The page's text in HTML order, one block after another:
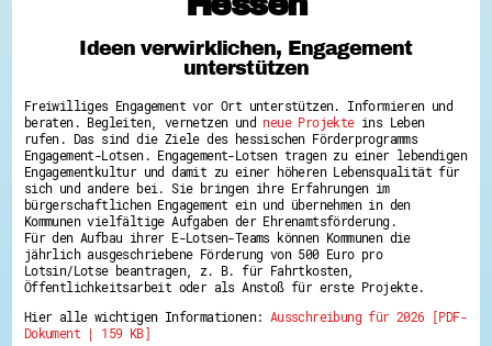
Hessen hilft Ukraine
Zeig uns dein Ehrenamt
Wettbewerb | Trikotwettbewerb
Wettbewerb | 80 Jahre Hessen - Engagement
mit Herz
8 Vereine x 80 Jahre x 1.000 €
Ausgezeichnete Projekte
Menschen des Respekts
SHARE IT: Teile deine Infos!
Gestalte dein Ehrenamt
Ehrenamts-Card Hessen
Engagement-Lotsen
Crowdfunding - Viele schaffen mehr
Ehrentag
Ideen verwirklichen, Engagement
unterstützen
Freiwilliges Engagement vor Ort unterstützen. Informieren und
beraten. Begleiten, vernetzen und neue Projekteins Leben
rufen. Das sind die Ziele des hessischen Förderprogramms
Engagement-Lotsen. Engagement-Lotsen tragen zu einer lebendigen
Engagementkultur und damit zu einer höheren Lebensqualität für
sich und andere bei. Sie bringen ihre Erfahrungen im
bürgerschaftlichen Engagement ein und übernehmen in den
Kommunen vielfältige Aufgaben der Ehrenamtsförderung.
Für den Aufbau ihrer E-Lotsen-Teams können Kommunen die
jährlich ausgeschriebene Förderung von 500 Euro pro
Lotsin/Lotse beantragen, z. B. für Fahrtkosten,
Öffentlichkeitsarbeit oder als Anstoß für erste Projekte.
Hier alle wichtigen Informationen: Ausschreibung für 2026 [PDF-
Dokument | 159 KB]